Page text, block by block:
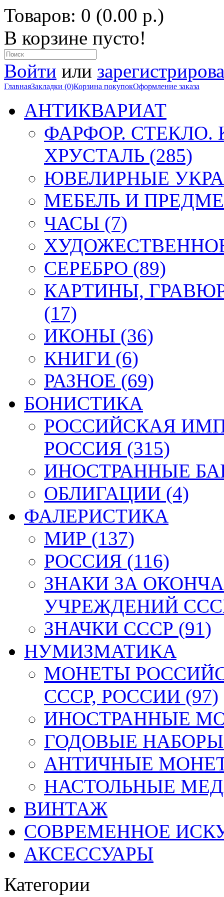
Товаров: 0 (0.00 р.)
В корзине пусто!
Войти или
ГлавнаяЗакладки (0)Корзина покупокОформление заказа
АНТИКВАРИАТ
ФАРФОР.
ХРУСТАЛЬ (285)
ЮВЕЛИРНЫЕ
МЕБЕЛЬ И
ЧАСЫ (7)
СЕРЕБРО (89)
КАРТИНЫ,
(17)
ИКОНЫ (36)
КНИГИ (6)
РАЗНОЕ (69)
БОНИСТИКА
РОССИЙСКАЯ
РОССИЯ (315)
ИНОСТРАННЫЕ
ОБЛИГАЦИИ (4)
ФАЛЕРИСТИКА
МИР (137)
РОССИЯ (116)
ЗНАКИ ЗА
УЧРЕЖДЕНИЙ
ЗНАЧКИ СССР (91)
НУМИЗМАТИКА
МОНЕТЫ
СССР, РОССИИ (97)
ИНОСТРАННЫЕ
ГОДОВЫЕ НАБОРЫ
АНТИЧНЫЕ
НАСТОЛЬНЫЕ
ВИНТАЖ
СОВРЕМЕННОЕ
АКСЕССУАРЫ
Категории